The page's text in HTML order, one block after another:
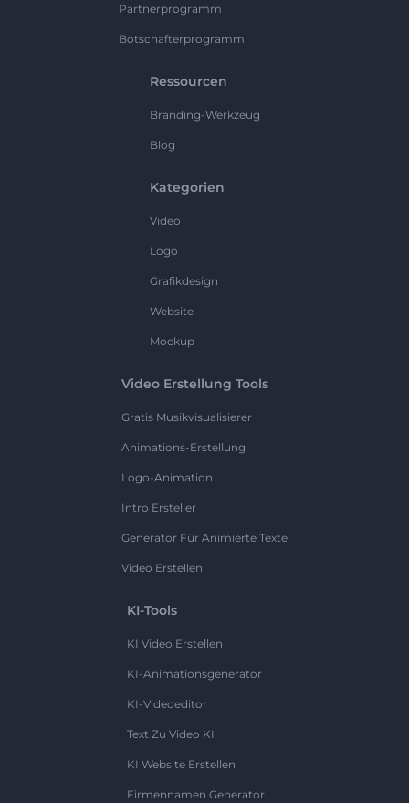
Partnerprogramm
Botschafterprogramm
Ressourcen
Branding-Werkzeug
Blog
Kategorien
Video
Logo
Grafikdesign
Website
Mockup
Video Erstellung Tools
Gratis Musikvisualisierer
Animations-Erstellung
Logo-Animation
Intro Ersteller
Generator Für Animierte Texte
Video Erstellen
KI-Tools
KI Video Erstellen
KI-Animationsgenerator
KI-Videoeditor
Text Zu Video KI
KI Website Erstellen
Firmennamen Generator